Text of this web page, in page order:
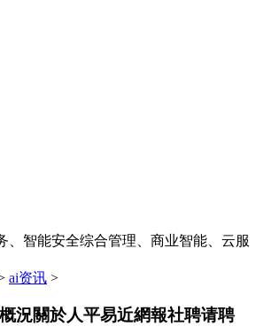
、智能安全综合管理、商业智能、云服
ai资讯 >
況關於人平易近網報社聘请聘